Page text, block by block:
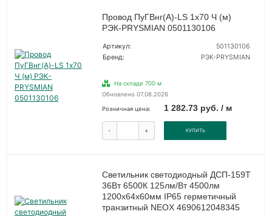
Провод ПуГВнг(А)-LS 1х70 Ч (м)
РЭК-PRYSMIAN 0501130106
Артикул:
501130106
Бренд:
РЭК-PRYSMIAN
На складе 700 м
Обновлено 07.08.2026
Розничная цена: 1 282.73 руб. / м
- + КУПИТЬ
Светильник светодиодный ДСП-159Т
36Вт 6500К 125лм/Вт 4500лм
1200х64х60мм IP65 герметичный
транзитный NEOX 4690612048345